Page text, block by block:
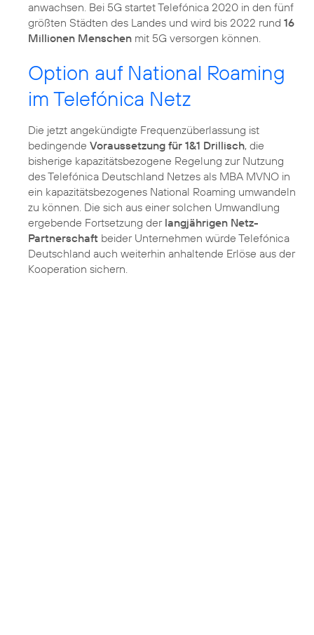
anwachsen. Bei 5G startet Telefónica 2020 in den fünf
größten Städten des Landes und wird bis 2022 rund 16
Millionen Menschen
Option auf National Roaming
im Telefónica Netz
Die jetzt angekündigte Frequenzüberlassung ist
bedingende Voraussetzung für 1&1 Drillisch, die
bisherige kapazitätsbezogene Regelung zur Nutzung
des Telefónica Deutschland Netzes als MBA MVNO in
ein kapazitätsbezogenes National Roaming umwandeln
zu können. Die sich aus einer solchen Umwandlung
ergebende Fortsetzung der langjährigen Netz-
Partnerschaft beider Unternehmen würde Telefónica
Deutschland auch weiterhin anhaltende Erlöse aus der
Kooperation sichern.